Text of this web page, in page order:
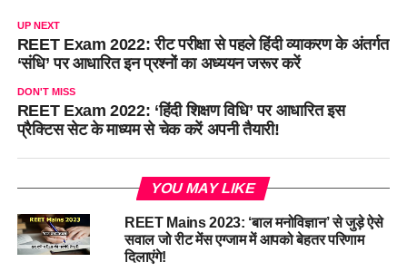
UP NEXT
REET Exam 2022: रीट परीक्षा से पहले हिंदी व्याकरण के अंतर्गत
‘संधि’ पर आधारित इन प्रश्नों का अध्ययन जरूर करें
DON'T MISS
REET Exam 2022: ‘हिंदी शिक्षण विधि’ पर आधारित इस
प्रैक्टिस सेट के माध्यम से चेक करें अपनी तैयारी!
YOU MAY LIKE
REET Mains 2023: ‘बाल मनोविज्ञान’ से जुड़े ऐसे
सवाल जो रीट मेंस एग्जाम में आपको बेहतर परिणाम
दिलाएंगे!